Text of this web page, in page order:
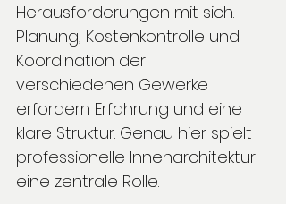
Herausforderungen mit sich.
Planung, Kostenkontrolle und
Koordination der
verschiedenen Gewerke
erfordern Erfahrung und eine
klare Struktur. Genau hier spielt
professionelle Innenarchitektur
eine zentrale Rolle.